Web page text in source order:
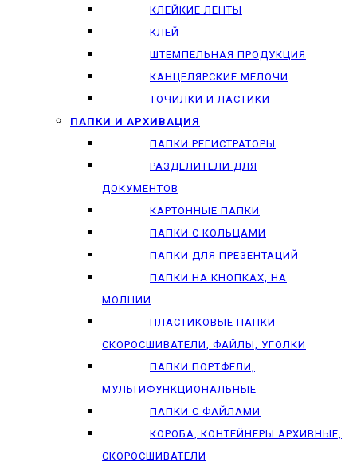
КЛЕЙКИЕ ЛЕНТЫ
КЛЕЙ
ШТЕМПЕЛЬНАЯ ПРОДУКЦИЯ
КАНЦЕЛЯРСКИЕ МЕЛОЧИ
ТОЧИЛКИ И ЛАСТИКИ
ПАПКИ И АРХИВАЦИЯ
ПАПКИ РЕГИСТРАТОРЫ
РАЗДЕЛИТЕЛИ ДЛЯ
ДОКУМЕНТОВ
КАРТОННЫЕ ПАПКИ
ПАПКИ С КОЛЬЦАМИ
ПАПКИ ДЛЯ ПРЕЗЕНТАЦИЙ
ПАПКИ НА КНОПКАХ, НА
МОЛНИИ
ПЛАСТИКОВЫЕ ПАПКИ
СКОРОСШИВАТЕЛИ, ФАЙЛЫ, УГОЛКИ
ПАПКИ ПОРТФЕЛИ,
МУЛЬТИФУНКЦИОНАЛЬНЫЕ
ПАПКИ С ФАЙЛАМИ
КОРОБА, КОНТЕЙНЕРЫ АРХИВНЫЕ,
СКОРОСШИВАТЕЛИ